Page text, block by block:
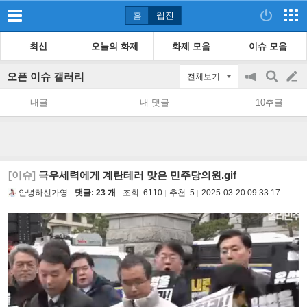
홈 웹진
최신 오늘의 화제 화제 모음 이슈 모음
오픈 이슈 갤러리 전체보기
공
지
on/off
검
색
글
쓰
내글 내 댓글 10추글
[이슈] 극우세력에게 계란테러 맞은 민주당의원.gif
안녕하신가영 댓글: 23 개 조회: 6110 추천: 5 2025-03-20 09:33:17